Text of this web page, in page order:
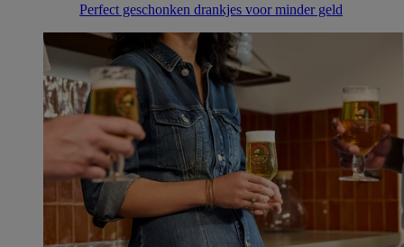
Perfect geschonken drankjes voor minder geld